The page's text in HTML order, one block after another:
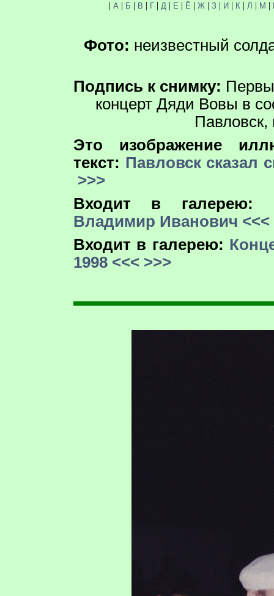
| А | Б | В | Г| Д | Е | Ё | Ж| З| И| К | Л | М |
Фото: неизвестный
Подпись к снимку:
концерт Дяди Вовы в
Это изображение
текст: Павловск сказал
>>>
Входит в галерею:
Владимир Иванович <<<
Входит в галерею:
1998 <<< >>>